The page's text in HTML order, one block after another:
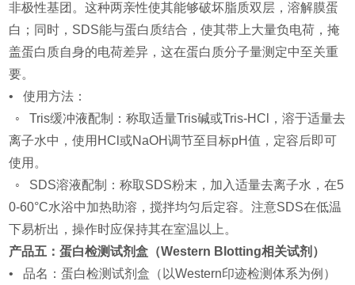
非极性基团。这种两亲性使其能够破坏脂质双层，溶解膜蛋
白；同时，SDS能与蛋白质结合，使其带上大量负电荷，掩
盖蛋白质自身的电荷差异，这在蛋白质分子量测定中至关重
要。
• 使用方法：
◦ Tris缓冲液配制：称取适量Tris碱或Tris-HCl，溶于适量去
离子水中，使用HCl或NaOH调节至目标pH值，定容后即可
使用。
◦ SDS溶液配制：称取SDS粉末，加入适量去离子水，在5
0-60°C水浴中加热助溶，搅拌均匀后定容。注意SDS在低温
下易析出，操作时应保持其在室温以上。
产品五：蛋白检测试剂盒（Western Blotting相关试剂）
• 品名：蛋白检测试剂盒（以Western印迹检测体系为例）